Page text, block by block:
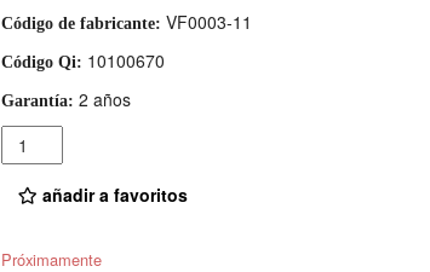
Código de fabricante: VF0003-11
Código Qi: 10100670
Garantía: 2 años
Cantidad
añadir a favoritos
Próximamente